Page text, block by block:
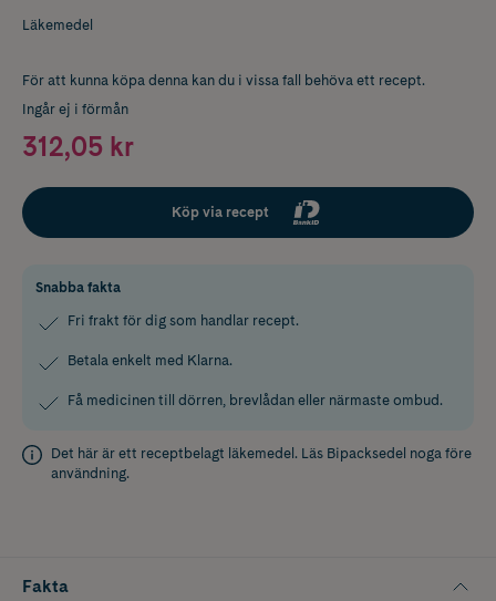
Läkemedel
För att kunna köpa denna kan du i vissa fall behöva ett recept.
Ingår ej i förmån
312,05 kr
Köp via recept
Snabba fakta
Fri frakt för dig som handlar recept.
Betala enkelt med Klarna.
Få medicinen till dörren, brevlådan eller närmaste ombud.
Det här är ett receptbelagt läkemedel. Läs Bipacksedel noga före
användning.
Fakta